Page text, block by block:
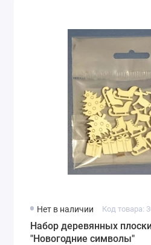
Нет в наличии Код товара:
Набор деревянных
"Новогодние символы"